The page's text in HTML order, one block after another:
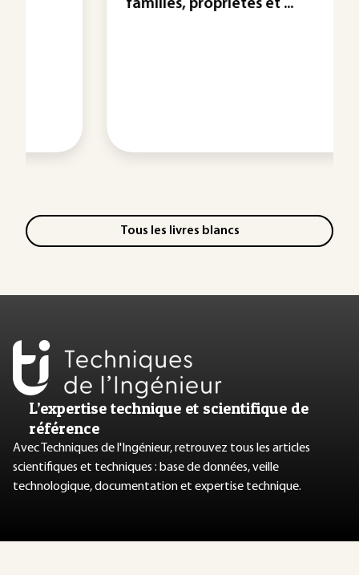
familles, propriétés et ...
Tous les livres blancs
L’expertise technique et scientifique de
référence
Avec Techniques de l'Ingénieur, retrouvez tous les articles
scientifiques et techniques : base de données, veille
technologique, documentation et expertise technique.